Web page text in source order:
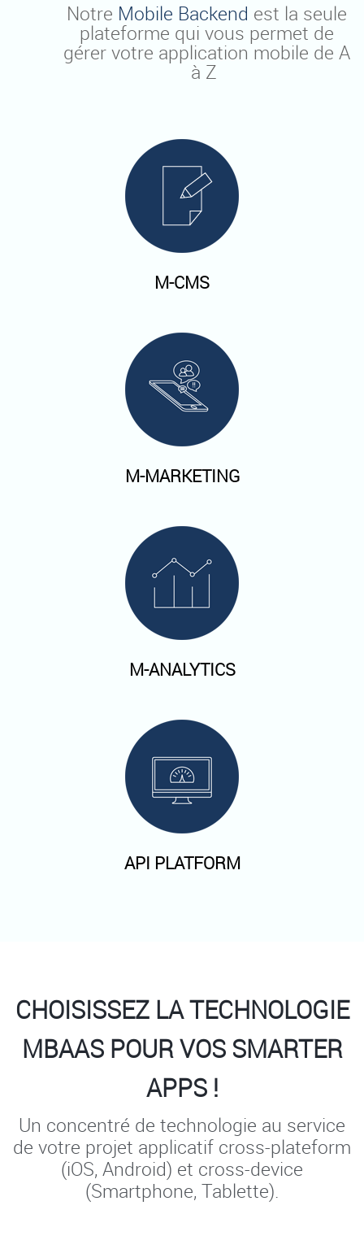
Notre Mobile Backend est la seule
plateforme qui vous permet de
gérer votre application mobile de A
à Z
M-CMS
M-MARKETING
M-ANALYTICS
API PLATFORM
CHOISISSEZ LA TECHNOLOGIE
MBAAS POUR VOS SMARTER
APPS !
Un concentré de technologie au service
de votre projet applicatif cross-plateform
(iOS, Android) et cross-device
(Smartphone, Tablette).